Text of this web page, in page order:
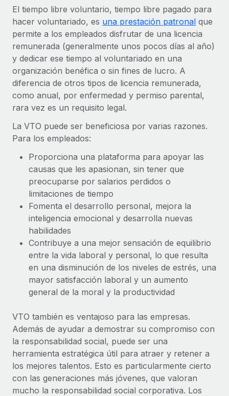
Contractor Management
Integra y gestiona a autónomos globalmente.
PEO
Externaliza tareas laborales complejas.
INFRAESTRUCTURA
Conexión Remote
Integra los RR. HH. en tus flujos de trabajo sin
complicaciones.
Plataforma
Funciones esenciales de RR. HH. integradas para tu
equipo.
Conectar
Nuevo
Conecta cualquier herramienta de IA con Remote
mediante nuestro MCP.
Integraciones
Optimiza los procesos con herramientas empresariales
Pregunta a un experto
Obtén ayuda de gente experta en RR. HH. globales
y cumplimiento normativo.
Comprobaciones de antecedentes
Simplifica los procesos de cribado de candidatos.
Compáranos con otras empresas.
ETAPAS DE CRECIMIENTO
Startups
Soluciones ágiles de RR. HH. globales y nóminas para
empresas en crecimiento.
Mediana empresa
personalizadas.
RR. HH. globales para grandes empresas.
ASOCIARSE
Socios tecnológicos estratégicos
Integra la gestión de los RR. HH. globales en tu
plataforma de forma flexible.
Asociarse
Descubre oportunidades de colaborar con nosotros.
Remote Build Próximamente
CASOS PRÁCTICOS
Calculadora de pagos a autónomos
Descubre opciones de divisas y tiempos de pago para
autónomos globales.
APRENDIZAJE CON REMOTE
Guías y recursos
Glosario de RR. HH.
Listas de verificación y plantillas
Biblioteca de descripciones de puestos
Webinarios
Eventos
Sala de prensa
Información sobre salarios y talento
Centro de información
Consulta todos los recursos
BLOG
Nómina global
Nederlands
Français
Deutsch
Español
Português (Portugal)
日本語
한국어
中文（简体）
Iniciar sesión
El tiempo libre voluntario, tiempo libre pagado para
hacer voluntariado, es una prestación patronal que
permite a los empleados disfrutar de una licencia
remunerada (generalmente unos pocos días al año)
y dedicar ese tiempo al voluntariado en una
organización benéfica o sin fines de lucro. A
diferencia de otros tipos de licencia remunerada,
como anual, por enfermedad y permiso parental,
rara vez es un requisito legal.
La VTO puede ser beneficiosa por varias razones.
Para los empleados:
Proporciona una plataforma para apoyar las
causas que les apasionan, sin tener que
preocuparse por salarios perdidos o
limitaciones de tiempo
Fomenta el desarrollo personal, mejora la
inteligencia emocional y desarrolla nuevas
habilidades
Contribuye a una mejor sensación de equilibrio
entre la vida laboral y personal, lo que resulta
en una disminución de los niveles de estrés, una
mayor satisfacción laboral y un aumento
general de la moral y la productividad
VTO también es ventajoso para las empresas.
Además de ayudar a demostrar su compromiso con
la responsabilidad social, puede ser una
herramienta estratégica útil para atraer y retener a
los mejores talentos. Esto es particularmente cierto
con las generaciones más jóvenes, que valoran
mucho la responsabilidad social corporativa. Los